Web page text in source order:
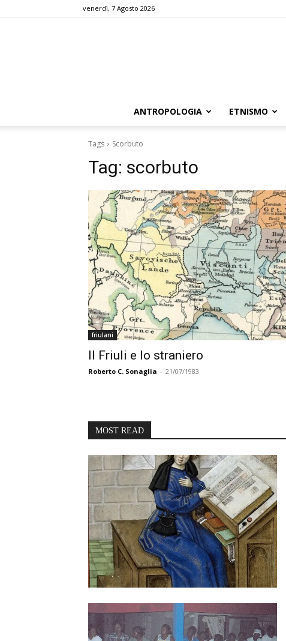
venerdì, 7 Agosto 2026
ANTROPOLOGIA ETNISMO
Tags Scorbuto
Tag: scorbuto
friulani
Il Friuli e lo straniero
Roberto C. Sonaglia - 21/07/1983
MOST READ